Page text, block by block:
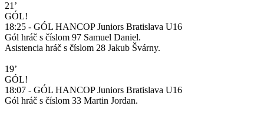
21’
GÓL!
18:25 - GÓL HANCOP Juniors Bratislava U16
Gól hráč s číslom 97 Samuel Daniel.
Asistencia hráč s číslom 28 Jakub Švárny.
19’
GÓL!
18:07 - GÓL HANCOP Juniors Bratislava U16
Gól hráč s číslom 33 Martin Jordan.